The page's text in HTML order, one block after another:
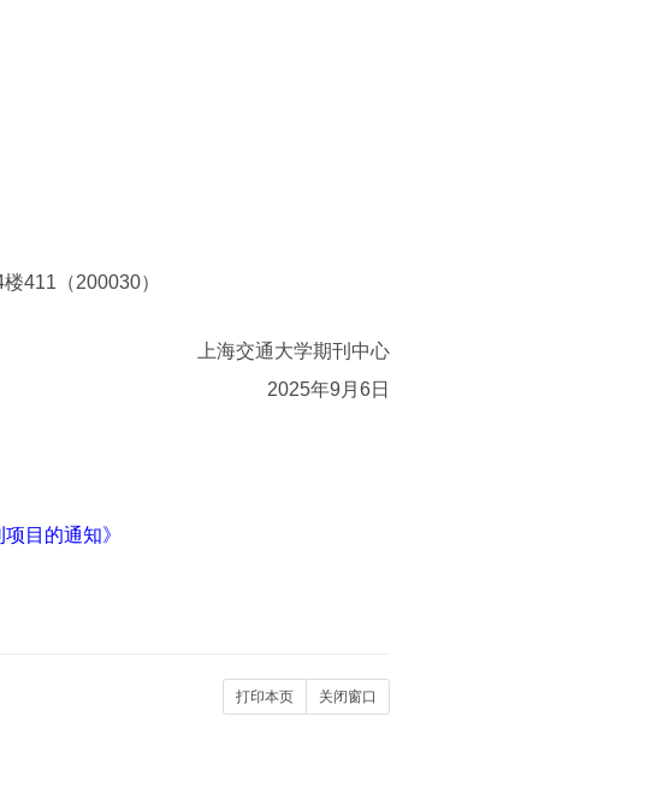
411（200030）
上海交通大学期刊中心
2025年9月6日
目的通知》
打印本页 关闭窗口